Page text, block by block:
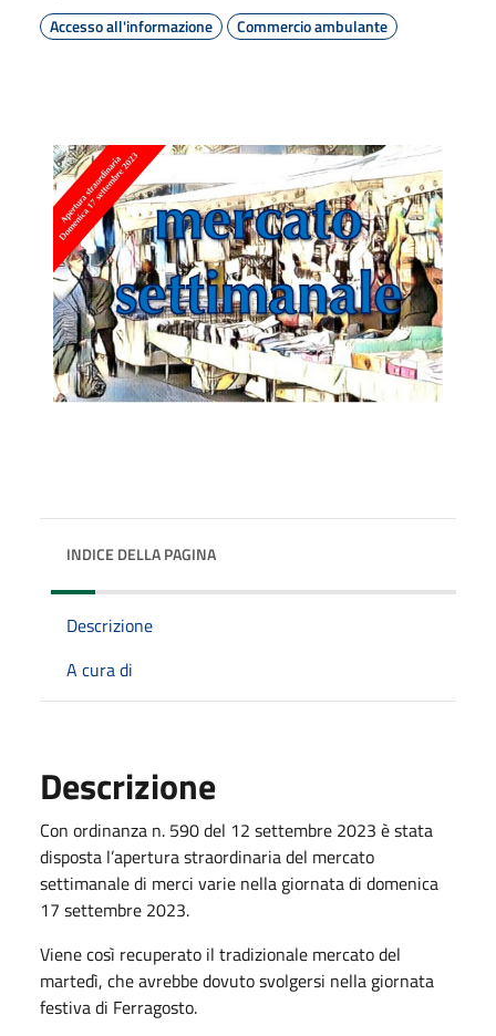
Accesso all'informazione
Commercio ambulante
INDICE DELLA PAGINA
Descrizione
A cura di
Descrizione
Con ordinanza n. 590 del 12 settembre 2023 è stata
disposta l’apertura straordinaria del mercato
settimanale di merci varie nella giornata di domenica
17 settembre 2023.
Viene così recuperato il tradizionale mercato del
martedì, che avrebbe dovuto svolgersi nella giornata
festiva di Ferragosto.